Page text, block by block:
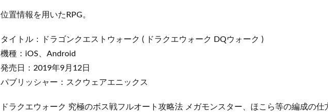
位置情報を用いたRPG。
タイトル：ドラゴンクエストウォーク ( ドラクエウォーク DQウォーク )
機種：iOS、Android
発売日：2019年9月12日
パブリッシャー：スクウェアエニックス
ドラクエウォーク 究極のボス戦フルオート攻略法 メガモンスター、ほこら等の編成の仕